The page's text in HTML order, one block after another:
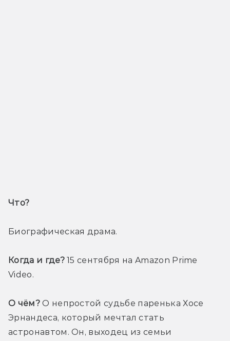
Что?
Биографическая драма.
Когда и где? 15 сентября на Amazon Prime
Video.
О чём? О непростой судьбе паренька Хосе
Эрнандеса, который мечтал стать
астронавтом. Он, выходец из семьи